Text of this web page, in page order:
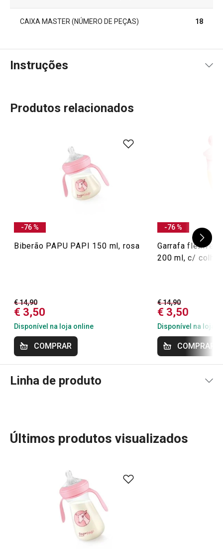
CAIXA MASTER (NÚMERO DE PEÇAS) 18
Instruções
Produtos relacionados
-76 %
Biberão PAPU PAPI 150 ml, rosa
€ 14,90
€ 3,50
Disponível na loja online
COMPRAR
-76 %
Garrafa flexível
200 ml, c/
€ 14,90
€ 3,50
Disponível na loja
COMPRAR
Linha de produto
produtos essenciais para bebés e crianças, com designs
modernos e práticos. Inclui biberões, garrafas flexíveis,
recipientes e tetinas, todos feitos com materiais seguros
e adequados para os mais pequenos. Estes produtos
foram desenvolvidos com a exclusiva tecnologia
nanoCARE™, usada no sector da saúde. São
Últimos produtos visualizados